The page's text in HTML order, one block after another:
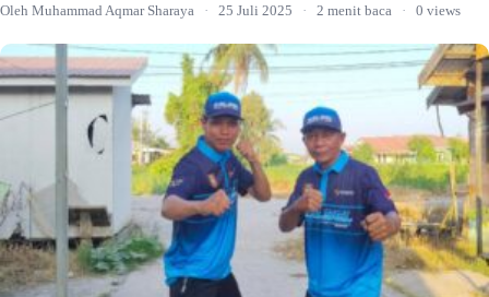
Oleh Muhammad Aqmar Sharaya · 25 Juli 2025 · 2 menit baca · 0 views